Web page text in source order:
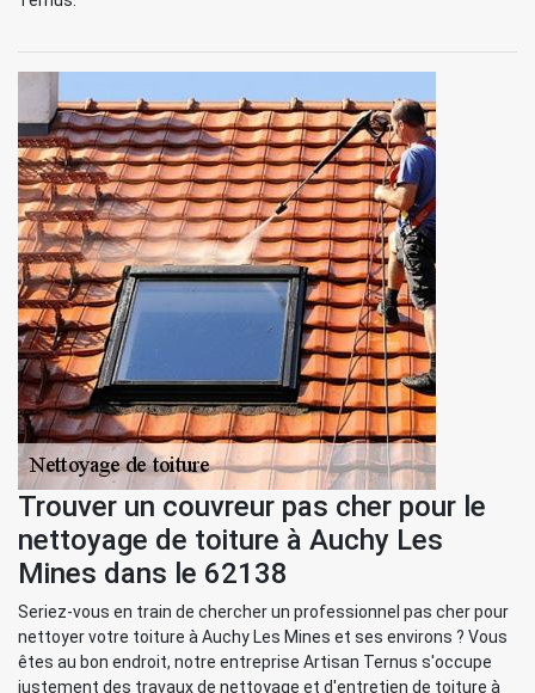
Trouver un couvreur pas cher pour le
nettoyage de toiture à Auchy Les
Mines dans le 62138
Seriez-vous en train de chercher un professionnel pas cher pour
nettoyer votre toiture à Auchy Les Mines et ses environs ? Vous
êtes au bon endroit, notre entreprise Artisan Ternus s'occupe
justement des travaux de nettoyage et d'entretien de toiture à